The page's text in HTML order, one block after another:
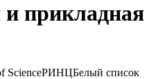
и прикладная
ScienceРИНЦБелый список